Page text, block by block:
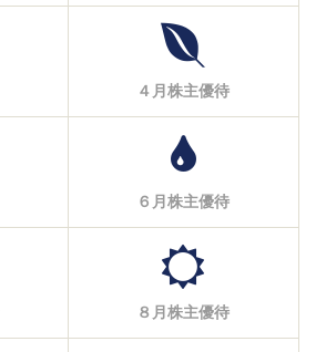
４月株主優待
６月株主優待
８月株主優待